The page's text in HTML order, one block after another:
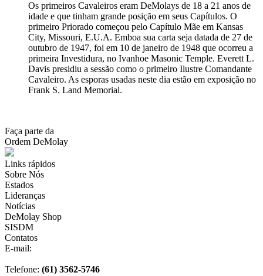
Os primeiros Cavaleiros eram DeMolays de 18 a 21 anos de
idade e que tinham grande posição em seus Capítulos. O
primeiro Priorado começou pelo Capítulo Mãe em Kansas
City, Missouri, E.U.A. Emboa sua carta seja datada de 27 de
outubro de 1947, foi em 10 de janeiro de 1948 que ocorreu a
primeira Investidura, no Ivanhoe Masonic Temple. Everett L.
Davis presidiu a sessão como o primeiro Ilustre Comandante
Cavaleiro. As esporas usadas neste dia estão em exposição no
Frank S. Land Memorial.
Faça parte da
Ordem DeMolay
Links rápidos
Sobre Nós
Estados
Lideranças
Notícias
DeMolay Shop
SISDM
Contatos
E-mail:
Telefone: (61) 3562-5746